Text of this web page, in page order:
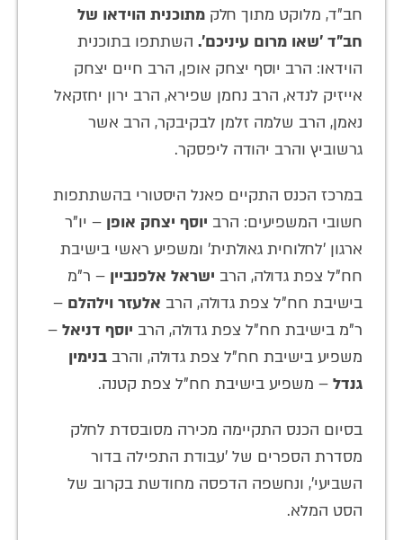
חב"ד, מלוקט מתוך חלק מתוכנית הוידאו של
חב"ד 'שאו מרום עיניכם'. השתתפו בתוכנית
הוידאו: הרב יוסף יצחק אופן, הרב חיים יצחק
אייזיק לנדא, הרב נחמן שפירא, הרב ירון יחזקאל
נאמן, הרב שלמה זלמן לבקיבקר, הרב אשר
גרשוביץ והרב יהודה ליפסקר.
במרכז הכנס התקיים פאנל היסטורי בהשתתפות
חשובי המשפיעים: הרב יוסף יצחק אופן – יו"ר
ארגון 'לחלוחית גאולתית' ומשפיע ראשי בישיבת
חח"ל צפת גדולה, הרב ישראל אלפנביין – ר"מ
בישיבת חח"ל צפת גדולה, הרב אלעזר וילהלם –
ר"מ בישיבת חח"ל צפת גדולה, הרב יוסף דניאל –
משפיע בישיבת חח"ל צפת גדולה, והרב בנימין
גנדל – משפיע בישיבת חח"ל צפת קטנה.
בסיום הכנס התקיימה מכירה מסובסדת לחלק
מסדרת הספרים של 'עבודת התפילה בדור
השביעי', ונחשפה הדפסה מחודשת בקרוב של
הסט המלא.